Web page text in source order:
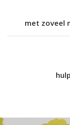
met zoveel